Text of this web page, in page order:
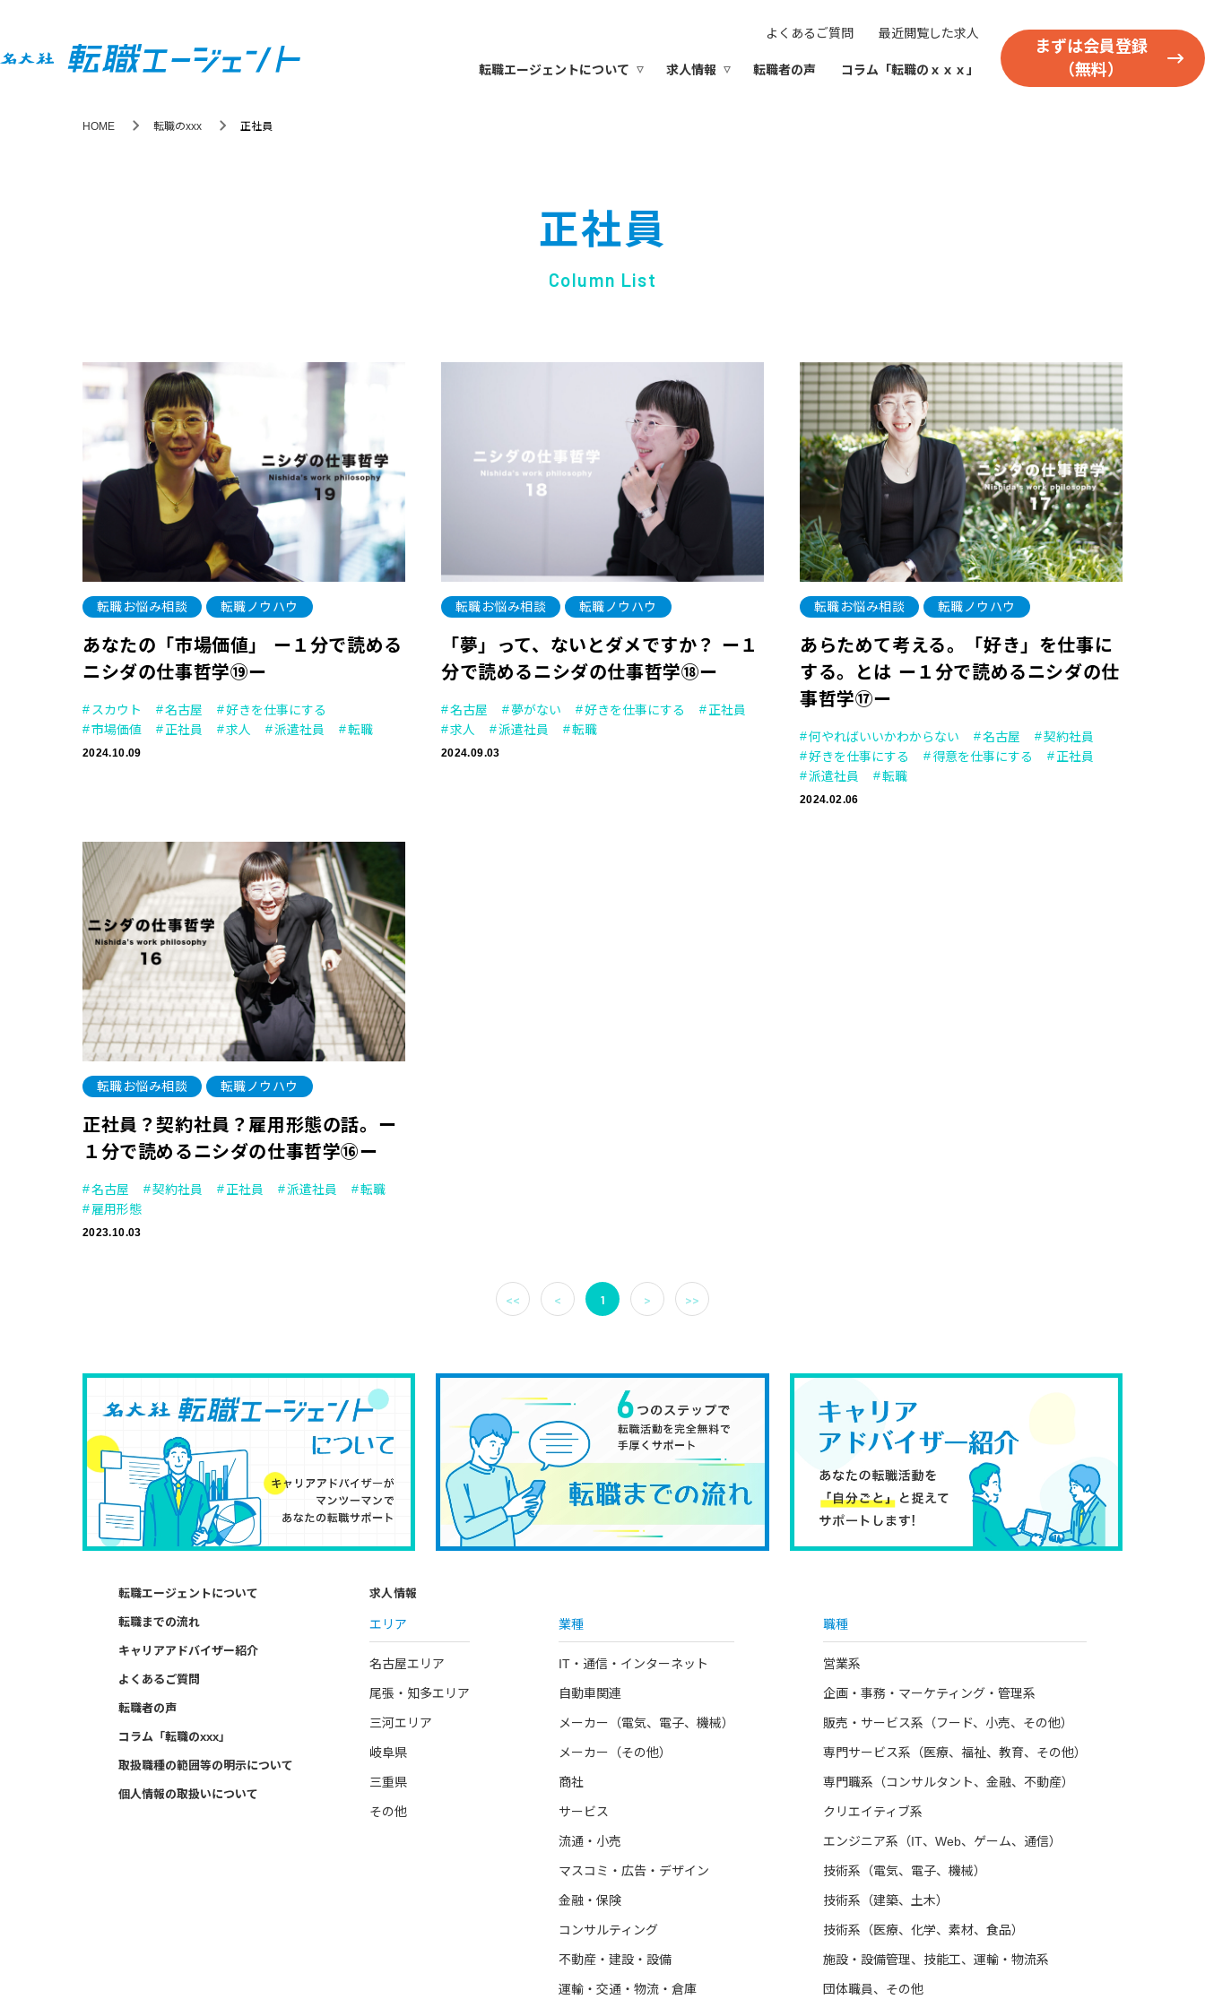
よくあるご質問 最近閲覧した求人
転職エージェントについて 求人情報 転職者の声 コラム「転職のｘｘｘ」
まずは会員登録
（無料）
HOME 転職のxxx 正社員
正社員
Column List
転職お悩み相談 転職ノウハウ
あなたの「市場価値」 ー１分で読める
ニシダの仕事哲学⑲ー
スカウト 名古屋
好きを仕事にする
市場価値
正社員 求人 派遣社員 転職
2024.10.09
転職お悩み相談 転職ノウハウ
「夢」って、ないとダメですか？ ー１
分で読めるニシダの仕事哲学⑱ー
名古屋 夢がない 好きを仕事にする
正社員
求人
派遣社員 転職
2024.09.03
転職お悩み相談 転職ノウハウ
あらためて考える。「好き」を仕事に
する。とは ー１分で読めるニシダの仕
事哲学⑰ー
何やればいいかわからない 名古屋
契約社員
好きを仕事にする
得意を仕事にする
正社員
派遣社員
転職
2024.02.06
転職お悩み相談 転職ノウハウ
正社員？契約社員？雇用形態の話。ー
１分で読めるニシダの仕事哲学⑯ー
名古屋 契約社員 正社員 派遣社員
転職
雇用形態
2023.10.03
<< < 1 > >>
転職エージェントについて
転職までの流れ
キャリアアドバイザー紹介
よくあるご質問
転職者の声
コラム「転職のxxx」
取扱職種の範囲等の明示について
個人情報の取扱いについて
求人情報
エリア
名古屋エリア
尾張・知多エリア
三河エリア
岐阜県
三重県
その他
業種
IT・通信・インターネット
自動車関連
メーカー（電気、電子、機械）
メーカー（その他）
商社
サービス
流通・小売
マスコミ・広告・デザイン
金融・保険
コンサルティング
不動産・建設・設備
運輸・交通・物流・倉庫
職種
営業系
企画・事務・マーケティング・管理系
販売・サービス系（フード、小売、その他）
専門サービス系（医療、福祉、教育、その他）
専門職系（コンサルタント、金融、不動産）
クリエイティブ系
エンジニア系（IT、Web、ゲーム、通信）
技術系（電気、電子、機械）
技術系（建築、土木）
技術系（医療、化学、素材、食品）
施設・設備管理、技能工、運輸・物流系
団体職員、その他